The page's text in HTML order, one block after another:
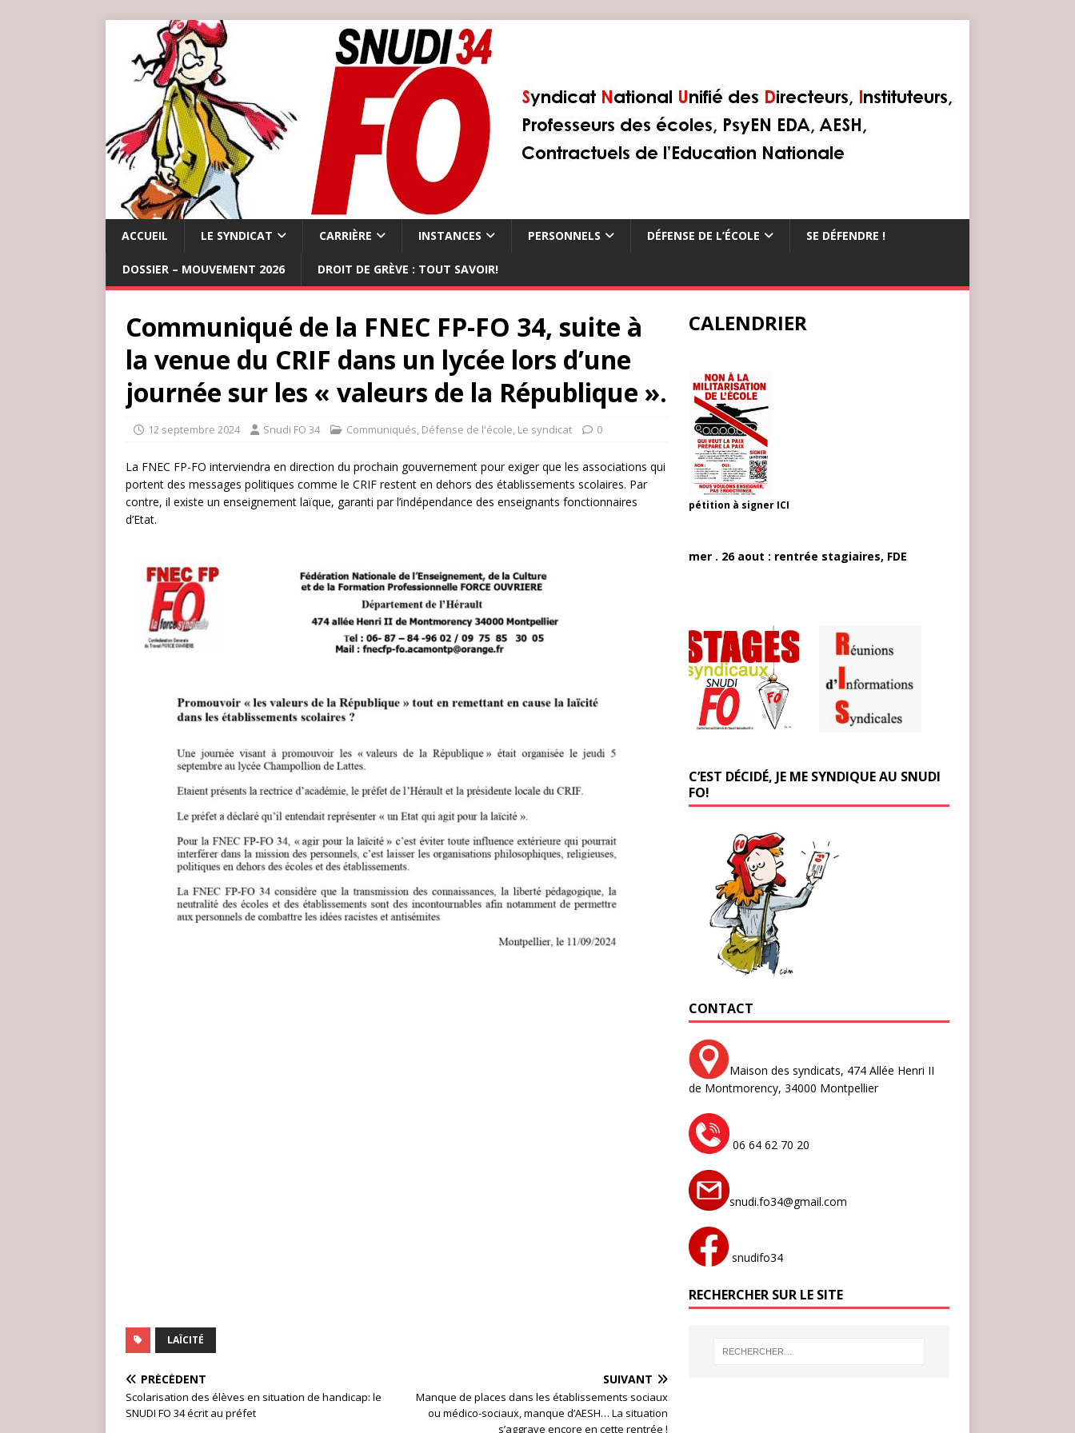
ACCUEIL LE SYNDICAT CARRIÈRE INSTANCES PERSONNELS DÉFENSE DE L’ÉCOLE SE DÉFENDRE !
DOSSIER – MOUVEMENT 2026 DROIT DE GRÈVE : TOUT SAVOIR!
Communiqué de la FNEC FP-FO 34, suite à
la venue du CRIF dans un lycée lors d’une
journée sur les « valeurs de la République ».
12 septembre 2024 Snudi FO 34 Communiqués, Défense de l'école, Le syndicat 0
La FNEC FP-FO interviendra en direction du prochain gouvernement pour exiger que les associations qui
portent des messages politiques comme le CRIF restent en dehors des établissements scolaires. Par
contre, il existe un enseignement laïque, garanti par l’indépendance des enseignants fonctionnaires
d’Etat.
LAÏCITÉ
PRÉCÉDENT
Scolarisation des élèves en situation de handicap: le
SNUDI FO 34 écrit au préfet
SUIVANT
Manque de places dans les établissements sociaux
ou médico-sociaux, manque d’AESH… La situation
s’aggrave encore en cette rentrée !
CALENDRIER
pétition à signer ICI
mer . 26 aout : rentrée stagiaires, FDE
C’EST DÉCIDÉ, JE ME SYNDIQUE AU SNUDI
FO!
CONTACT
Maison des syndicats, 474 Allée Henri II
de Montmorency, 34000 Montpellier
06 64 62 70 20
snudi.fo34@gmail.com
snudifo34
RECHERCHER SUR LE SITE